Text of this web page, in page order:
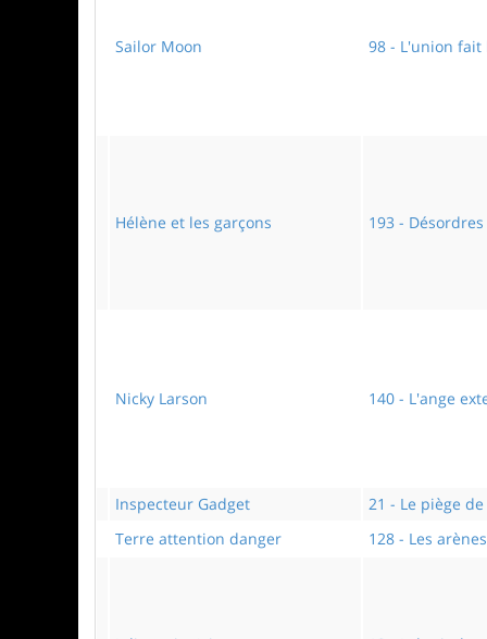
Sailor Moon 98 - L'union fait
Hélène et les garçons 193 - Désordres
Nicky Larson 140 - L'ange
Inspecteur Gadget 21 - Le piège
Terre attention danger
128 - Les